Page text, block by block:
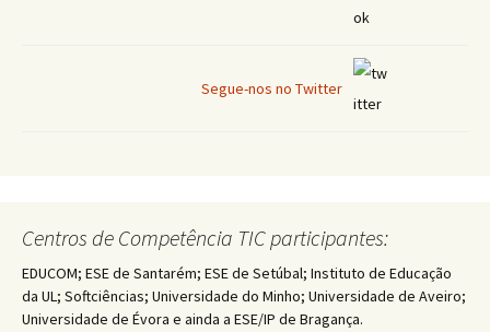
Segue-nos no Twitter
Centros de Competência TIC participantes:
EDUCOM; ESE de Santarém; ESE de Setúbal; Instituto de Educação
da UL; Softciências; Universidade do Minho; Universidade de Aveiro;
Universidade de Évora e ainda a ESE/IP de Bragança.